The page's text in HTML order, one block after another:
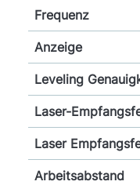
Frequenz
Anzeige
Leveling
Laser-
Laser
Arbeitsabstand